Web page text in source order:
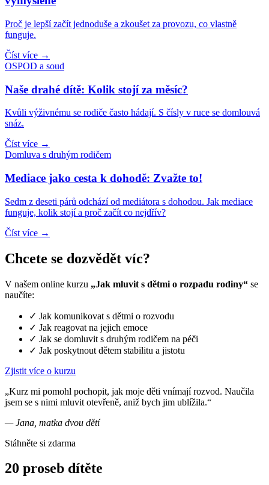
Proč je lepší začít jednoduše a zkoušet za provozu, co vlastně
funguje.
Číst více →
OSPOD a soud
Naše drahé dítě: Kolik stojí za měsíc?
Kvůli výživnému se rodiče často hádají. S čísly v ruce se domlouvá
snáz.
Číst více →
Domluva s druhým rodičem
Mediace jako cesta k dohodě: Zvažte to!
Sedm z deseti párů odchází od mediátora s dohodou. Jak mediace
funguje, kolik stojí a proč začít co nejdřív?
Číst více →
Chcete se dozvědět víc?
V našem online kurzu „Jak mluvit s dětmi o rozpadu rodiny“ se
naučíte:
✓ Jak komunikovat s dětmi o rozvodu
✓ Jak reagovat na jejich emoce
✓ Jak se domluvit s druhým rodičem na péči
✓ Jak poskytnout dětem stabilitu a jistotu
Zjistit více o kurzu
„Kurz mi pomohl pochopit, jak moje děti vnímají rozvod. Naučila
jsem se s nimi mluvit otevřeně, aniž bych jim ublížila.“
— Jana, matka dvou dětí
Stáhněte si zdarma
20 proseb dítěte